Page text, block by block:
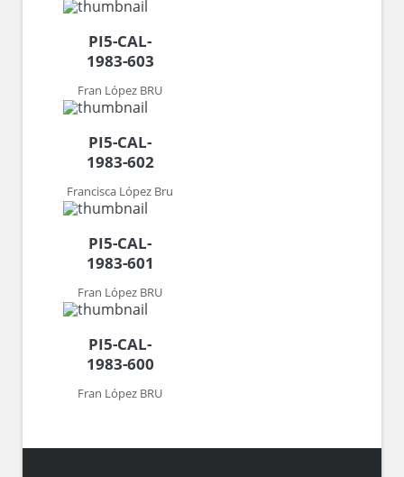
PI5-CAL-
1983-603
Fran López BRU
PI5-CAL-
1983-602
Francisca López Bru
PI5-CAL-
1983-601
Fran López BRU
PI5-CAL-
1983-600
Fran López BRU